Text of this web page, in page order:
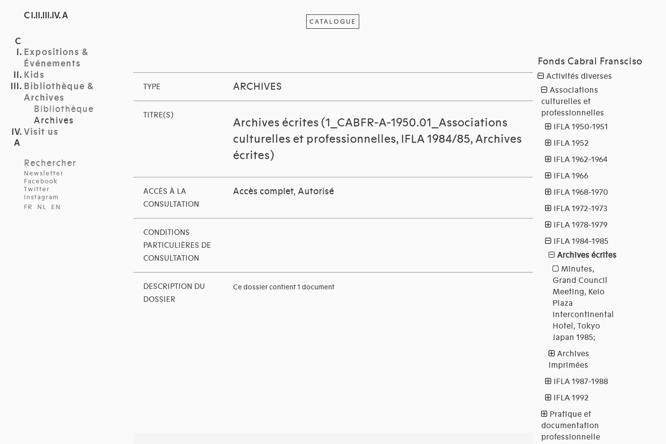
C I.II.III.IV. A
Expositions &
Événements
Kids
Bibliothèque &
Archives
Bibliothèque
Archives
Visit us
Rechercher
Newsletter
Facebook
Twitter
Instagram
FR
NL EN
CATALOGUE
TYPE ARCHIVES
TITRE(S)
Archives écrites (1_CABFR-A-1950.01_Associations
culturelles et professionnelles, IFLA 1984/85, Archives
écrites)
ACCÈS À LA
CONSULTATION
Accès complet, Autorisé
CONDITIONS
PARTICULIÈRES DE
CONSULTATION
DESCRIPTION DU
DOSSIER
Ce dossier contient 1 document